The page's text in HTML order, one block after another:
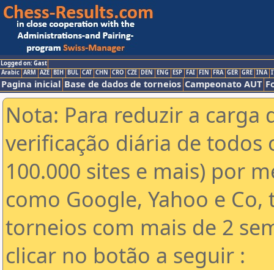
Logged on: Gast
Arabic ARM AZE BIH BUL CAT CHN CRO CZE DEN ENG ESP FAI FIN FRA GER GRE INA
Pagina inicial Base de dados de torneios Campeonato AUT
Nota: Para reduzir a carga
verificação diária de todos
100.000 sites e mais) por
como Google, Yahoo e
torneios com mais de 2
clicar no botão a seguir :